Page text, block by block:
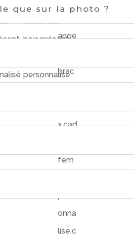
que sur la photo ?